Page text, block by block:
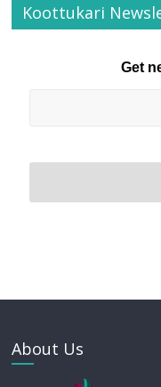
Koottukari
Get
About Us